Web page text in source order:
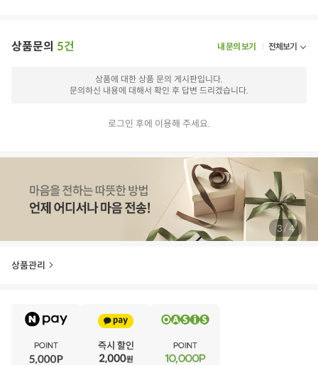
상품문의 5건 내 문의 보기 전체보기
상품에 대한 상품 문의 게시판입니다.
문의하신 내용에 대해서 확인 후 답변 드리겠습니다.
로그인 후에 이용해 주세요.
3 /4
상품관리